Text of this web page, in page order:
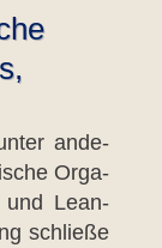
ande­
Orga­
und Lean­
schlie­ße